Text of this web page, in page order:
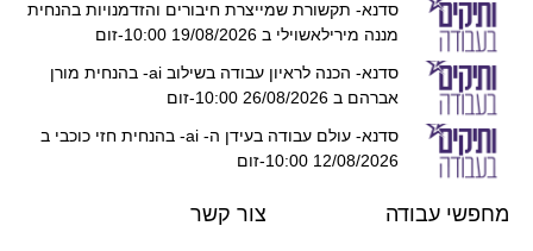
סדנא- תקשורת שמייצרת חיבורים והזדמנויות בהנחית
מננה מירילאשוילי ב 19/08/2026 10:00-זום
סדנא- הכנה לראיון עבודה בשילוב ai- בהנחית מורן
אברהם ב 26/08/2026 10:00-זום
סדנא- עולם עבודה בעידן ה- ai- בהנחית חזי כוכבי ב
12/08/2026 10:00-זום
מחפשי עבודה צור קשר